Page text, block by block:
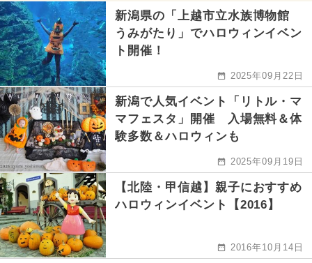
新潟県の「上越市立水族博物館
うみがたり」でハロウィンイベン
ト開催！
2025年09月22日
新潟で人気イベント「リトル・マ
マフェスタ」開催 入場無料＆体
験多数＆ハロウィンも
2025年09月19日
【北陸・甲信越】親子におすすめ
ハロウィンイベント【2016】
2016年10月14日